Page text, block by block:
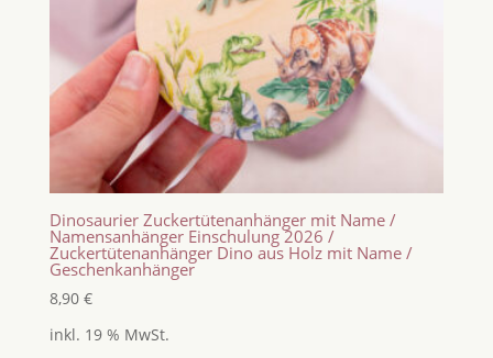
Dinosaurier Zuckertütenanhänger mit Name /
Namensanhänger Einschulung 2026 /
Zuckertütenanhänger Dino aus Holz mit Name /
Geschenkanhänger
8,90 €
inkl. 19 % MwSt.